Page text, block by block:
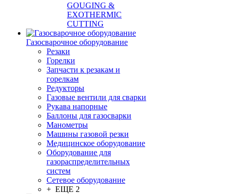
GOUGING &
EXOTHERMIC
CUTTING
Газосварочное оборудование
Резаки
Горелки
Запчасти к резакам и
горелкам
Редукторы
Газовые вентили для сварки
Рукава напорные
Баллоны для газосварки
Манометры
Машины газовой резки
Медицинское оборудование
Оборудование для
газораспределительных
систем
Сетевое оборудование
+ ЕЩЕ 2